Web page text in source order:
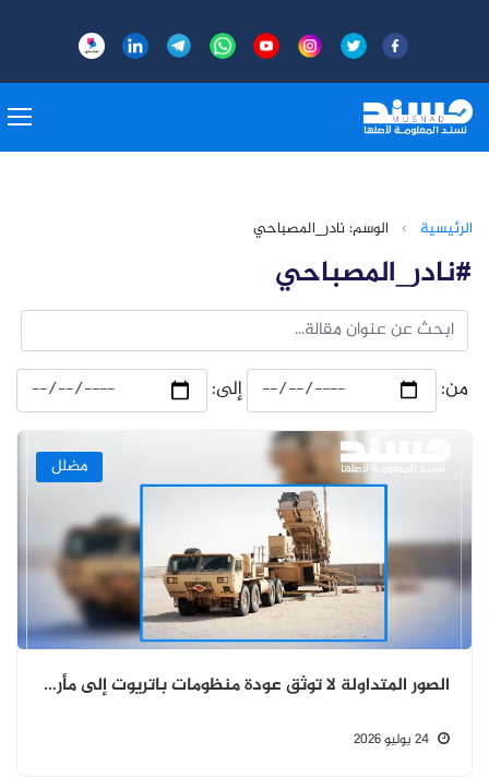
الرئيسية › الوسم: نادر_المصباحي
#نادر_المصباحي
من: إلى:
مضلل
الصور المتداولة لا توثق عودة منظومات باتريوت إلى مأرب بل تعود إلى عامي 2009 و2015